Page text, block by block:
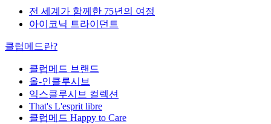
전 세계가 함께한 75년의 여정
아이코닉 트라이던트
클럽메드란?
클럽메드 브랜드
올-인클루시브
익스클루시브 컬렉션
That's L'esprit libre
클럽메드 Happy to Care